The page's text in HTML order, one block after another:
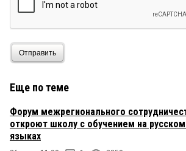
Отправить
Еще по теме
Форум межрегионального
откроют школу с обучением на
языках